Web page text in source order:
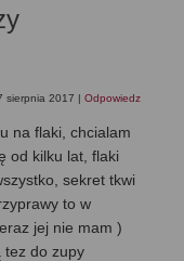
sierpnia 2017 | Odpowiedz
na flaki, chcialam
od kilku lat, flaki
sekret tkwi
to w
jej nie mam )
tez do zupy